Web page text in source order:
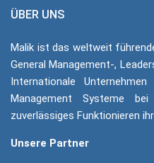
ÜBER UNS
Malik ist das weltweit
General Ma­na­ge­ment-,
Internationale
Management Sys­teme
zuverlässiges Funktionieren
Unsere Partner